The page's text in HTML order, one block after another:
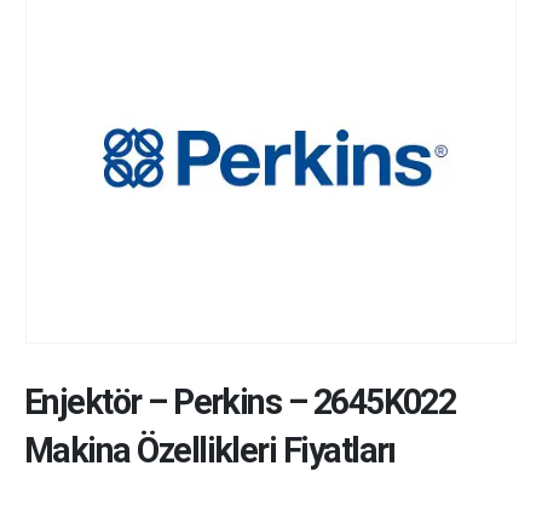
Enjektör– Perkins–2645K022
Makina Özellikleri Fiyatları